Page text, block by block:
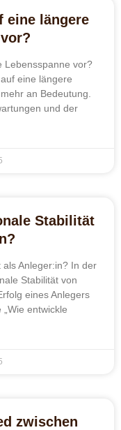
eine längere
Lebensspanne vor?
eine längere
an Bedeutung.
und der
Stabilität
Anleger:in? In der
Stabilität von
eines Anlegers
entwickle
zwischen